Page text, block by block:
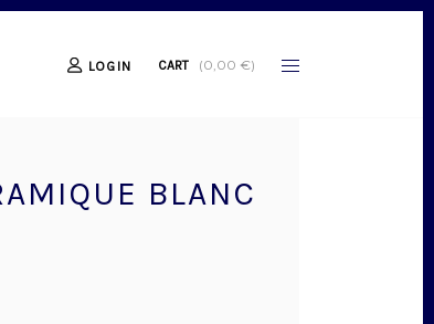
LOGIN CART (0,00 €)
BLANC